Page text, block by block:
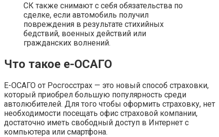
СК также снимают с себя обязательства по
сделке, если автомобиль получил
повреждения в результате стихийных
бедствий, военных действий или
гражданских волнений.
Что такое е-ОСАГО
Е-ОСАГО от Росгосстрах — это новый способ страховки,
который приобрел большую популярность среди
автолюбителей. Для того чтобы оформить страховку, нет
необходимости посещать офис страховой компании,
достаточно иметь свободный доступ в Интернет с
компьютера или смартфона.